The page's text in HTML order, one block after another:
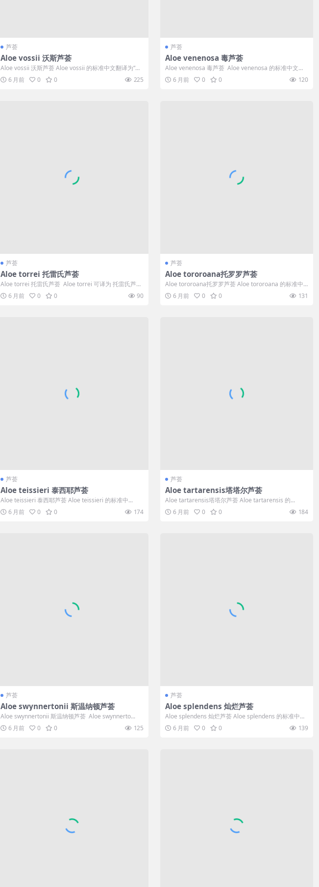
芦荟
Aloe vossii 沃斯芦荟
Aloe vossii 沃斯芦荟 Aloe vossii 的标准中文翻译为“沃
斯...
6 月前 0 0 225
芦荟
Aloe venenosa 毒芦荟
Aloe venenosa 毒芦荟 Aloe venenosa 的标准中文翻
译...
6 月前 0 0 120
芦荟
Aloe torrei 托雷氏芦荟
Aloe torrei 托雷氏芦荟 Aloe torrei 可译为 托雷氏芦
荟...
6 月前 0 0 90
芦荟
Aloe tororoana托罗罗芦荟
Aloe tororoana托罗罗芦荟 Aloe tororoana 的标准中
文...
6 月前 0 0 131
芦荟
Aloe teissieri 泰西耶芦荟
Aloe teissieri 泰西耶芦荟 Aloe teissieri 的标准中...
6 月前
0 0 174
芦荟
Aloe tartarensis塔塔尔芦荟
Aloe tartarensis塔塔尔芦荟 Aloe tartarensis 的...
6 月前
0 0 184
芦荟
Aloe swynnertonii 斯温纳顿芦荟
Aloe swynnertonii 斯温纳顿芦荟 Aloe swynnerto...
6 月前
0 0 125
芦荟
Aloe splendens 灿烂芦荟
Aloe splendens 灿烂芦荟 Aloe splendens 的标准中
文...
6 月前 0 0 139